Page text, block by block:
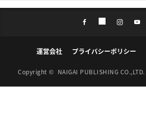
運営会社 プライバシーポリシー
Copyright © NAIGAI PUBLISHING CO.,LTD.